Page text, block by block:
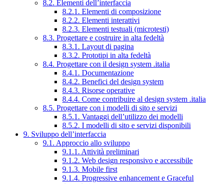
8.2. Elementi dell’interfaccia
8.2.1. Elementi di composizione
8.2.2. Elementi interattivi
8.2.3. Elementi testuali (microtesti)
8.3. Progettare e costruire in alta fedeltà
8.3.1. Layout di pagina
8.3.2. Prototipi in alta fedeltà
8.4. Progettare con il design system .italia
8.4.1. Documentazione
8.4.2. Benefici del design system
8.4.3. Risorse operative
8.4.4. Come contribuire al design system .italia
8.5. Progettare con i modelli di sito e servizi
8.5.1. Vantaggi dell’utilizzo dei modelli
8.5.2. I modelli di sito e servizi disponibili
9. Sviluppo dell’interfaccia
9.1. Approccio allo sviluppo
9.1.1. Attività preliminari
9.1.2. Web design responsivo e accessibile
9.1.3. Mobile first
9.1.4. Progressive enhancement e Graceful